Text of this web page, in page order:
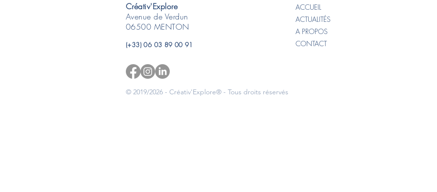
Créativ'Explore
Avenue de Verdun
06500 MENTON
(+33) 06 03 89 00 91
ACCUEIL
ACTUALITÉS
A PROPOS
CONTACT
© 2019/2026 - Créativ'Explore® - Tous droits réservés